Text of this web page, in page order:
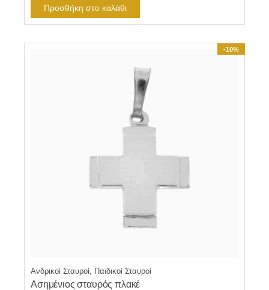
Προσθήκη στο καλάθι
-10%
Ανδρικοί Σταυροί, Παιδικοί Σταυροί
Ασημένιος σταυρός πλακέ